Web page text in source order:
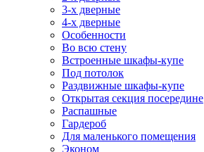
3-х дверные
4-х дверные
Особенности
Во всю стену
Встроенные шкафы-купе
Под потолок
Раздвижные шкафы-купе
Открытая секция посередине
Распашные
Гардероб
Для маленького помещения
Эконом